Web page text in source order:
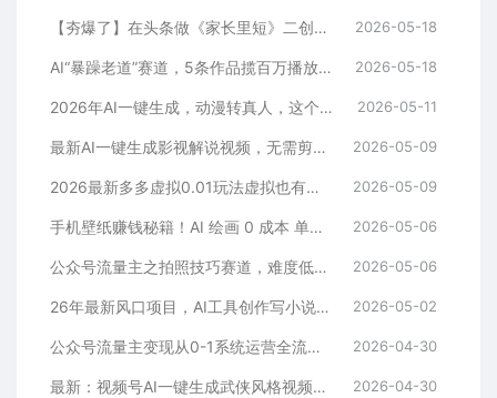
【夯爆了】在头条做《家长里短》二创小故事，这个月收益2w+ 2026-05-18
AI“暴躁老道”赛道，5条作品揽百万播放！（附变现全攻略） 2026-05-18
2026年AI一键生成，动漫转真人，这个月靠这个AI赚了2W+ 2026-05-11
最新AI一键生成影视解说视频，无需剪辑3分钟1条，条条爆款，多平台变现日入2000+ 2026-05-09
2026最新多多虚拟0.01玩法虚拟也有新门路轻松日入2500! 2026-05-09
手机壁纸赚钱秘籍！AI 绘画 0 成本 单店狂销 3.8 万单 2026-05-06
公众号流量主之拍照技巧赛道，难度低+流量大，起号第一篇就爆了10w阅读！ 2026-05-06
26年最新风口项目，AI工具创作写小说，轻松实现日入1000+ 2026-05-02
公众号流量主变现从0-1系统运营全流程讲解！ 2026-04-30
最新：视频号AI一键生成武侠风格视频，狂撸视频号分成收益，学完轻松日入1000+ 2026-04-30